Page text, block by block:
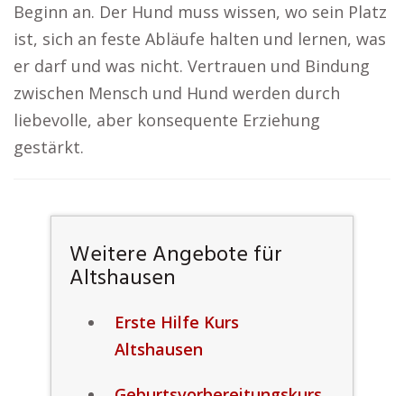
Beginn an. Der Hund muss wissen, wo sein Platz
ist, sich an feste Abläufe halten und lernen, was
er darf und was nicht. Vertrauen und Bindung
zwischen Mensch und Hund werden durch
liebevolle, aber konsequente Erziehung
gestärkt.
Weitere Angebote für
Altshausen
Erste Hilfe Kurs
Altshausen